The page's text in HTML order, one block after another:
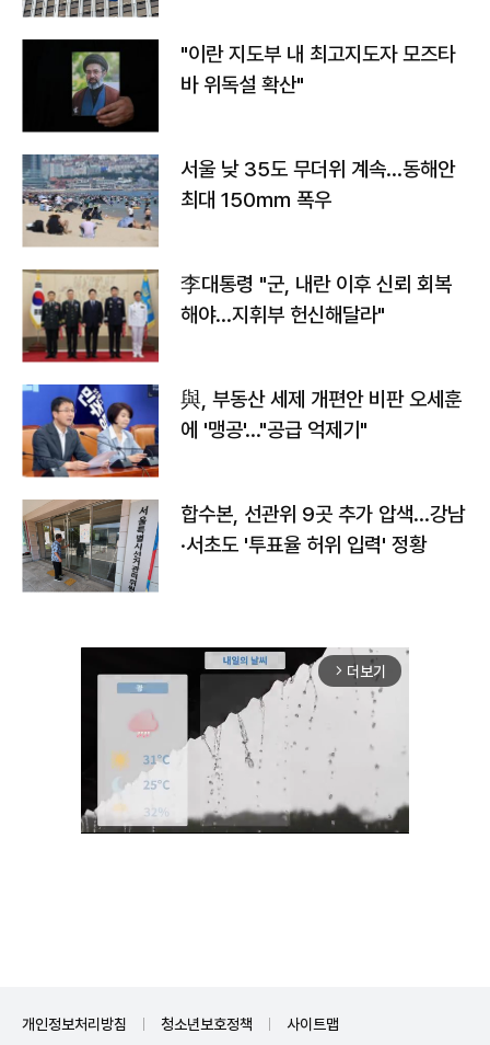
"이란 지도부 내 최고지도자 모즈타
바 위독설 확산"
서울 낮 35도 무더위 계속…동해안
최대 150㎜ 폭우
李대통령 "군, 내란 이후 신뢰 회복
해야…지휘부 헌신해달라"
與, 부동산 세제 개편안 비판 오세훈
에 '맹공'…"공급 억제기"
합수본, 선관위 9곳 추가 압색…강남
·서초도 '투표율 허위 입력' 정황
arrow_forward_ios 더보기
개인정보처리방침 청소년보호정책 사이트맵